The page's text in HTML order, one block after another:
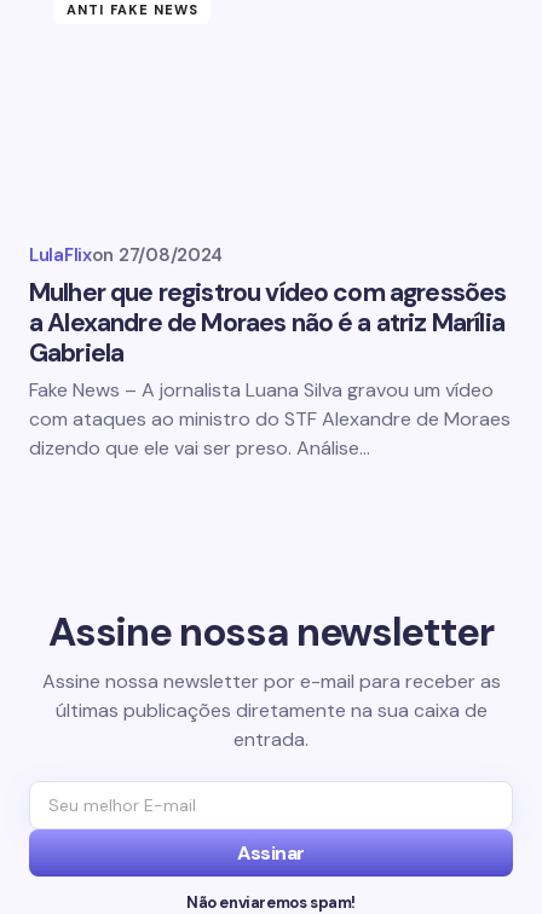
ANTI FAKE NEWS
LulaFlixon 27/08/2024
Mulher que registrou vídeo com agressões
a Alexandre de Moraes não é a atriz Marília
Gabriela
Fake News – A jornalista Luana Silva gravou um vídeo
com ataques ao ministro do STF Alexandre de Moraes
dizendo que ele vai ser preso. Análise…
Assine nossa newsletter
Assine nossa newsletter por e-mail para receber as
últimas publicações diretamente na sua caixa de
entrada.
Assinar
Não enviaremos spam!